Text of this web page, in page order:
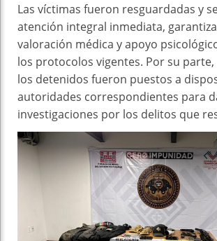
Las víctimas fueron resguardadas y
atención integral inmediata,
valoración médica y apoyo
los protocolos vigentes. Por su
los detenidos fueron puestos a
autoridades correspondientes para
investigaciones por los delitos que